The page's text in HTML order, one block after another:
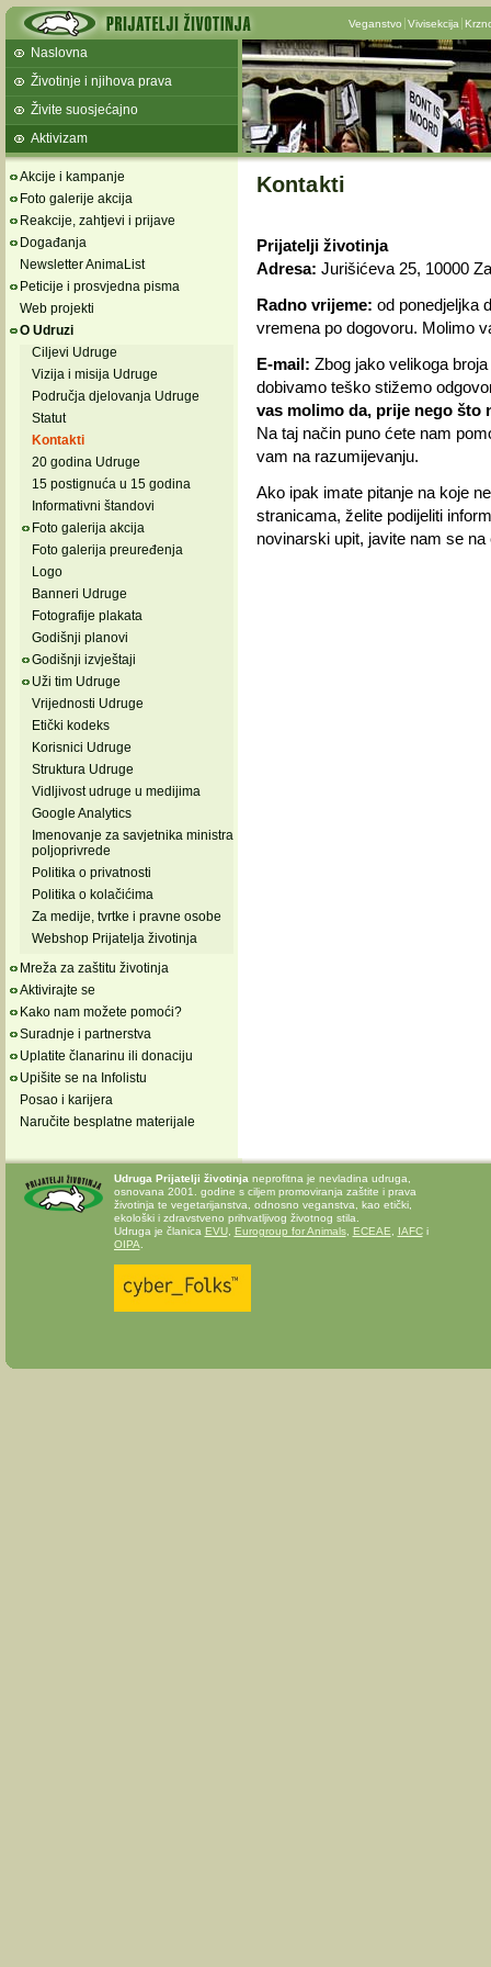
Veganstvo Vivisekcija
Naslovna
Životinje i njihova prava
Živite suosjećajno
Aktivizam
Akcije i kampanje
Foto galerije akcija
Reakcije, zahtjevi i prijave
Događanja
Newsletter AnimaList
Peticije i prosvjedna pisma
Web projekti
O Udruzi
Ciljevi Udruge
Vizija i misija Udruge
Područja djelovanja Udruge
Statut
Kontakti
20 godina Udruge
15 postignuća u 15 godina
Informativni štandovi
Foto galerija akcija
Foto galerija preuređenja
Logo
Banneri Udruge
Fotografije plakata
Godišnji planovi
Godišnji izvještaji
Uži tim Udruge
Vrijednosti Udruge
Etički kodeks
Korisnici Udruge
Struktura Udruge
Vidljivost udruge u medijima
Google Analytics
Imenovanje za savjetnika ministra
poljoprivrede
Politika o privatnosti
Politika o kolačićima
Za medije, tvrtke i pravne osobe
Webshop Prijatelja životinja
Mreža za zaštitu životinja
Aktivirajte se
Kako nam možete pomoći?
Suradnje i partnerstva
Uplatite članarinu ili donaciju
Upišite se na Infolistu
Posao i karijera
Naručite besplatne materijale
Kontakti
Prijatelji životinja
Adresa: Jurišićeva 25, 10000
Radno vrijeme: od ponedjeljka
vremena po dogovoru. Molimo
E-mail: Zbog jako velikoga
dobivamo teško stižemo
vas molimo da, prije nego što
Na taj način puno ćete nam
vam na razumijevanju.
Ako ipak imate pitanje na koje
stranicama, želite podijeliti
novinarski upit, javite nam se
Udruga Prijatelji životinja neprofitna je nevladina udruga,
osnovana 2001. godine s ciljem promoviranja zaštite i prava
životinja te vegetarijanstva, odnosno veganstva, kao etički,
ekološki i zdravstveno prihvatljivog životnog stila.
Udruga je članica EVU, Eurogroup for Animals, ECEAE IAFCi
OIPA